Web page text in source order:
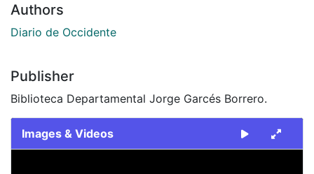
Authors
Diario de Occidente
Publisher
Biblioteca Departamental Jorge Garcés Borrero.
Images & Videos